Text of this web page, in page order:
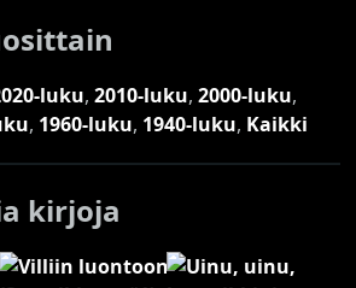
luku,2010-luku,2000-luku,
, 1960-luku, 1940-luku, Kaikki
kirjoja